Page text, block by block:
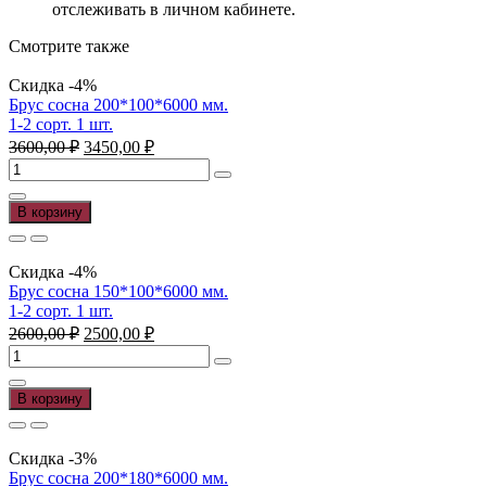
отслеживать в личном кабинете.
Смотрите также
Скидка -4%
Брус сосна 200*100*6000 мм.
1-2 сорт. 1 шт.
3600,00₽ Первоначальная
цена
составляла
3600,00 ₽.
3450,00 ₽Текущая
цена:
3450,00 ₽.
Количество
товара
Брус
сосна
200*100*6000
мм.
1-
2
сорт.
1
шт.
В корзину
Скидка -4%
Брус сосна 150*100*6000 мм.
1-2 сорт. 1 шт.
2600,00₽ Первоначальная
цена
составляла
2600,00 ₽.
2500,00 ₽Текущая
цена:
2500,00 ₽.
Количество
товара
Брус
сосна
150*100*6000
мм.
1-
В корзину
Скидка -3%
Брус сосна 200*180*6000 мм.